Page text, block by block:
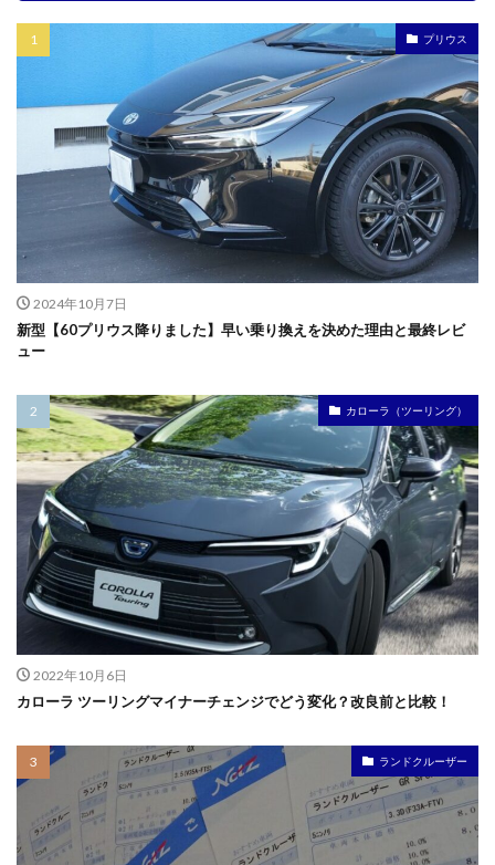
プリウス
2024年10月7日
新型【60プリウス降りました】早い乗り換えを決めた理由と最終レビ
ュー
カローラ（ツーリング）
2022年10月6日
カローラ ツーリングマイナーチェンジでどう変化？改良前と比較！
ランドクルーザー